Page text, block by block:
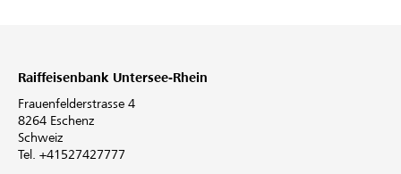
Raiffeisenbank Untersee-Rhein
Frauenfelderstrasse 4
8264 Eschenz
Schweiz
Tel. +41527427777